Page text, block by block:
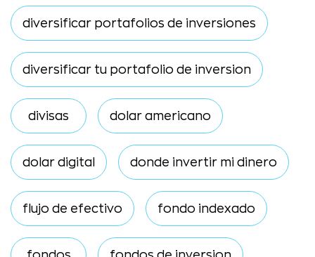
diversificar portafolios de inversiones
diversificar tu portafolio de inversion
divisas dolar americano
dolar digital donde invertir mi dinero
flujo de efectivo fondo indexado